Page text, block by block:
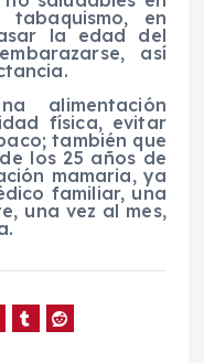
tabaquismo, en
la edad del
así
alimentación
física, evitar
también que
los 25 años de
mamaria, ya
familiar, una
una vez al mes,